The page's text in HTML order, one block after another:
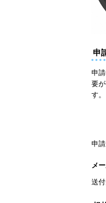
申
申
要
す。
申
メ
送